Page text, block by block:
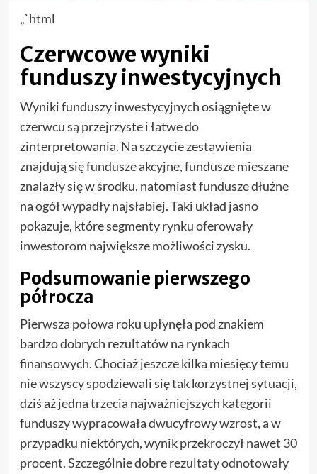
„`html
Czerwcowe wyniki
funduszy inwestycyjnych
Wyniki funduszy inwestycyjnych osiągnięte w
czerwcu są przejrzyste i łatwe do
zinterpretowania. Na szczycie zestawienia
znajdują się fundusze akcyjne, fundusze mieszane
znalazły się w środku, natomiast fundusze dłużne
na ogół wypadły najsłabiej. Taki układ jasno
pokazuje, które segmenty rynku oferowały
inwestorom największe możliwości zysku.
Podsumowanie pierwszego
półrocza
Pierwsza połowa roku upłynęła pod znakiem
bardzo dobrych rezultatów na rynkach
finansowych. Chociaż jeszcze kilka miesięcy temu
nie wszyscy spodziewali się tak korzystnej sytuacji,
dziś aż jedna trzecia najważniejszych kategorii
funduszy wypracowała dwucyfrowy wzrost, a w
przypadku niektórych, wynik przekroczył nawet 30
procent. Szczególnie dobre rezultaty odnotowały